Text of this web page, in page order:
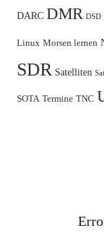
DARC DMR DSD
Linux Morsen lernen
SDR Satelliten
SOTA Termine TNC